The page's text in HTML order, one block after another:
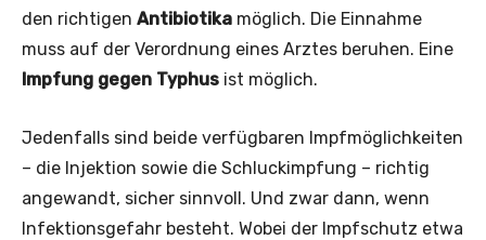
den richtigen Antibiotika möglich. Die Einnahme
muss auf der Verordnung eines Arztes beruhen. Eine
Impfung gegen Typhus ist möglich.
Jedenfalls sind beide verfügbaren Impfmöglichkeiten
– die Injektion sowie die Schluckimpfung – richtig
angewandt, sicher sinnvoll. Und zwar dann, wenn
Infektionsgefahr besteht. Wobei der Impfschutz etwa